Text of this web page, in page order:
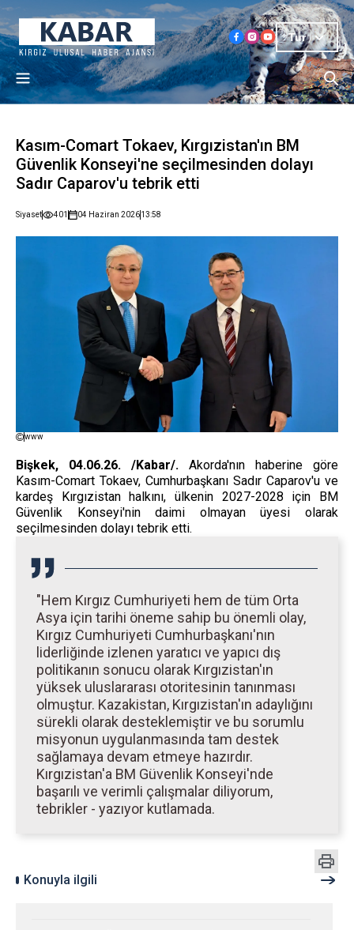
Tur
Kasım-Comart Tokaev, Kırgızistan'ın BM
Güvenlik Konseyi'ne seçilmesinden dolayı
Sadır Caparov'u tebrik etti
Siyaset 401 04 Haziran 202613:58
www
Bişkek, 04.06.26. /Kabar/. Akorda'nın haberine göre
Kasım-Comart Tokaev, Cumhurbaşkanı Sadır Caparov'u ve
kardeş Kırgızistan halkını, ülkenin 2027-2028 için BM
Güvenlik Konseyi'nin daimi olmayan üyesi olarak
seçilmesinden dolayı tebrik etti.
"Hem Kırgız Cumhuriyeti hem de tüm Orta
Asya için tarihi öneme sahip bu önemli olay,
Kırgız Cumhuriyeti Cumhurbaşkanı'nın
liderliğinde izlenen yaratıcı ve yapıcı dış
politikanın sonucu olarak Kırgızistan'ın
yüksek uluslararası otoritesinin tanınması
olmuştur. Kazakistan, Kırgızistan'ın adaylığını
sürekli olarak desteklemiştir ve bu sorumlu
misyonun uygulanmasında tam destek
sağlamaya devam etmeye hazırdır.
Kırgızistan'a BM Güvenlik Konseyi'nde
başarılı ve verimli çalışmalar diliyorum,
tebrikler - yazıyor kutlamada.
Konuyla ilgili